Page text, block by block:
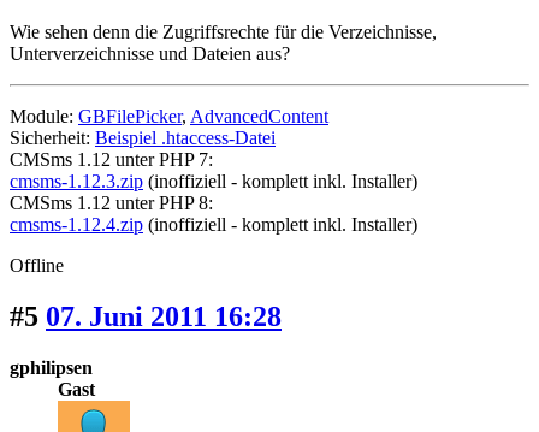
Wie sehen denn die Zugriffsrechte für die Verzeichnisse,
Unterverzeichnisse und Dateien aus?
Module: GBFilePicker, AdvancedContent
Sicherheit: Beispiel .htaccess-Datei
CMSms 1.12 unter PHP 7:
cmsms-1.12.3.zip (inoffiziell - komplett inkl. Installer)
CMSms 1.12 unter PHP 8:
cmsms-1.12.4.zip (inoffiziell - komplett inkl. Installer)
Offline
#5 07. Juni 2011 16:28
gphilipsen
Gast